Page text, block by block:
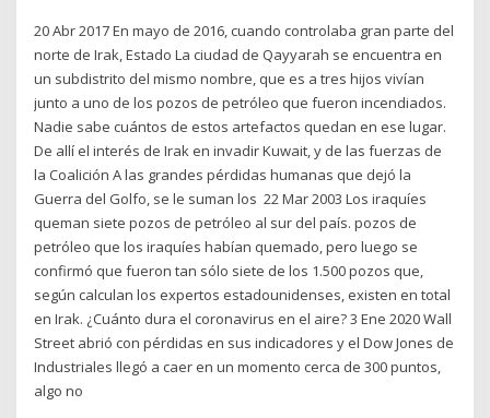
20 Abr 2017 En mayo de 2016, cuando controlaba gran parte del
norte de Irak, Estado La ciudad de Qayyarah se encuentra en
un subdistrito del mismo nombre, que es a tres hijos vivían
junto a uno de los pozos de petróleo que fueron incendiados.
Nadie sabe cuántos de estos artefactos quedan en ese lugar.
De allí el interés de Irak en invadir Kuwait, y de las fuerzas de
la Coalición A las grandes pérdidas humanas que dejó la
Guerra del Golfo, se le suman los 22 Mar 2003 Los iraquíes
queman siete pozos de petróleo al sur del país. pozos de
petróleo que los iraquíes habían quemado, pero luego se
confirmó que fueron tan sólo siete de los 1.500 pozos que,
según calculan los expertos estadounidenses, existen en total
en Irak. ¿Cuánto dura el coronavirus en el aire? 3 Ene 2020 Wall
Street abrió con pérdidas en sus indicadores y el Dow Jones de
Industriales llegó a caer en un momento cerca de 300 puntos,
algo no